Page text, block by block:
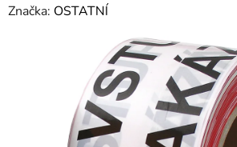
hodnocení
Značka: OSTATNÍ